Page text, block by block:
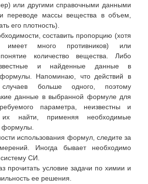
или другими справочными данными
переводе массы вещества в объем,
его плотность).
составить пропорцию (хотя
имеет много противников) или
понятие количество вещества. Либо
и найденные данные в
Напоминаю, что действий в
случаев больше одного, поэтому
данные в выбранной формуле для
параметра, неизвестны и
их найти, применяя необходимые
формулы.
использования формул, следите за
Иногда бывает необходимо
СИ.
прочитать условие задачи по химии и
ее решения.